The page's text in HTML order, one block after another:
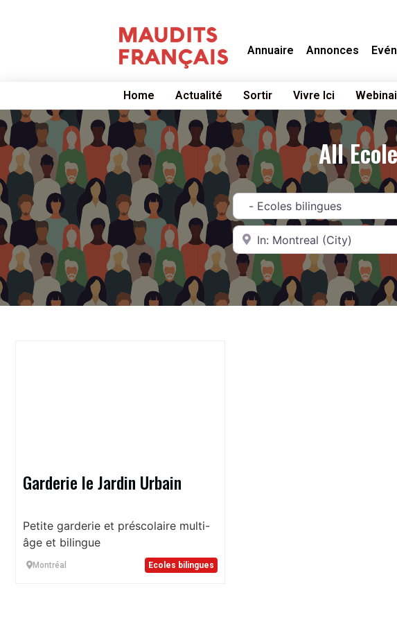
Annuaire Annonces
Home Actualité Sortir Vivre Ici
All
Catégorie
Near
Garderie le Jardin Urbain
Petite garderie et préscolaire multi-
âge et bilingue
Montréal Ecoles bilingues